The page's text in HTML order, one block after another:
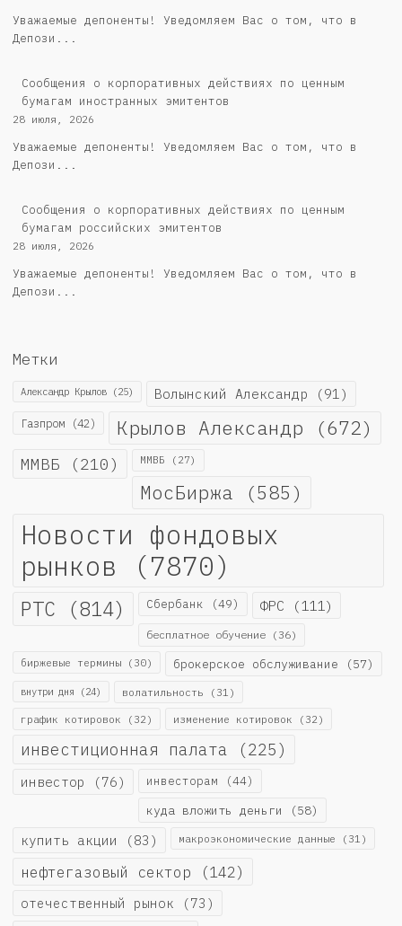
Уважаемые депоненты! Уведомляем Вас о том, что в
Депози...
Сообщения о корпоративных действиях по ценным
бумагам иностранных эмитентов
28 июля, 2026
Уважаемые депоненты! Уведомляем Вас о том, что в
Депози...
Cообщения о корпоративных действиях по ценным
бумагам российских эмитентов
28 июля, 2026
Уважаемые депоненты! Уведомляем Вас о том, что в
Депози...
Метки
Александр Крылов (25) Волынский Александр (91)
Газпром (42) Крылов Александр (672)
ММВБ (210) ММВБ (27)
МосБиржа (585)
Новости фондовых
рынков (7870)
РТС (814) Сбербанк (49) ФРС (111)
бесплатное обучение (36)
биржевые термины (30) брокерское обслуживание (57)
внутри дня (24) волатильность (31)
график котировок (32) изменение котировок (32)
инвестиционная палата (225)
инвестор (76) инвесторам (44)
куда вложить деньги (58)
купить акции (83) макроэкономические данные (31)
нефтегазовый сектор (142)
отечественный рынок (73)